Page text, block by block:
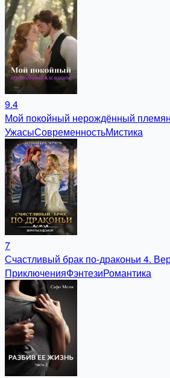
9.4
Мой покойный нерождённый
УжасыСовременностьМистика
7
Счастливый брак по-драконьи 4.
ПриключенияФэнтезиРомантика